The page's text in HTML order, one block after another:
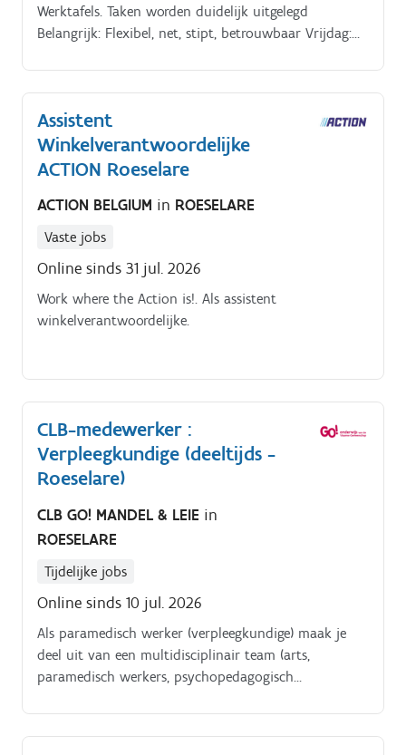
Werktafels. Taken worden duidelijk uitgelegd
Belangrijk: Flexibel, net, stipt, betrouwbaar Vrijdag:
de uren maar geen vroegere start Taken:.
Assistent
Winkelverantwoordelijke
ACTION Roeselare
ACTION BELGIUM in ROESELARE
Vaste jobs
Online sinds 31 jul. 2026
Work where the Action is!. Als assistent
winkelverantwoordelijke.
CLB-medewerker :
Verpleegkundige (deeltijds -
Roeselare)
CLB GO! MANDEL & LEIE in
ROESELARE
Tijdelijke jobs
Online sinds 10 jul. 2026
Als paramedisch werker (verpleegkundige) maak je
deel uit van een multidisciplinair team (arts,
paramedisch werkers, psychopedagogisch
intercultureel bemiddelaars) Je staat samen met jouw
teamleden in voor de leerlingenbegeleiding binnen